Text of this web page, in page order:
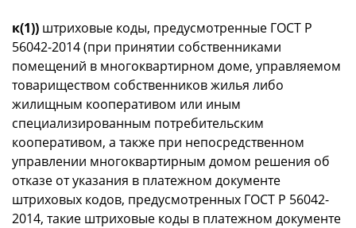
к(1)) штриховые коды, предусмотренные ГОСТ Р
56042-2014 (при принятии собственниками
помещений в многоквартирном доме, управляемом
товариществом собственников жилья либо
жилищным кооперативом или иным
специализированным потребительским
кооперативом, а также при непосредственном
управлении многоквартирным домом решения об
отказе от указания в платежном документе
штриховых кодов, предусмотренных ГОСТ Р 56042-
2014, такие штриховые коды в платежном документе